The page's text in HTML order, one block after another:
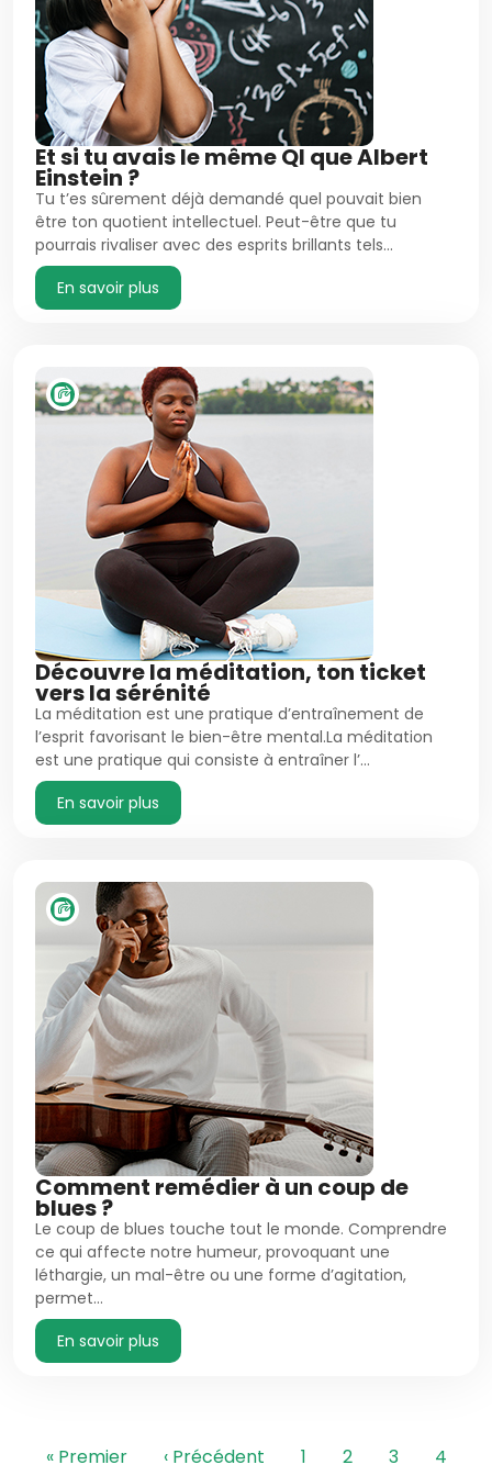
Et si tu avais le même QI que Albert
Einstein ?
Tu t’es sûrement déjà demandé quel pouvait bien
être ton quotient intellectuel. Peut-être que tu
pourrais rivaliser avec des esprits brillants tels…
En savoir plus
Découvre la méditation, ton ticket
vers la sérénité
La méditation est une pratique d’entraînement de
l’esprit favorisant le bien-être mental.La méditation
est une pratique qui consiste à entraîner l’…
En savoir plus
Comment remédier à un coup de
blues ?
Le coup de blues touche tout le monde. Comprendre
ce qui affecte notre humeur, provoquant une
léthargie, un mal-être ou une forme d’agitation,
permet…
En savoir plus
Première page
« Premier Page précédente
‹ Précédent Page
1 Page
2 Page
3 Page
4